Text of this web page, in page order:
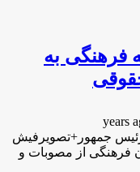
فرهنگی به
جمهور+تصویرفیش
فرهنگی از مصوبات و